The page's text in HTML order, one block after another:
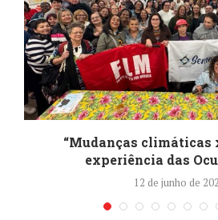
“Mudanças climáticas
experiência das
12 de junho de